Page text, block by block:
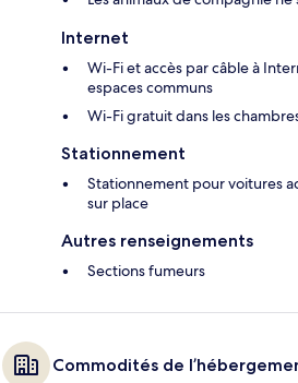
Internet
Wi-Fi et accès par câble à
espaces communs
Wi-Fi gratuit dans les
Stationnement
Stationnement pour voitures
sur place
Autres renseignements
Sections fumeurs
Commodités de